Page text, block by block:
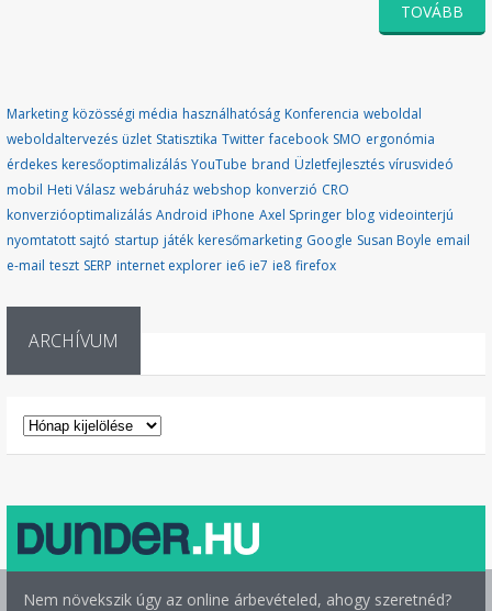
TOVÁBB
Marketing közösségi média használhatóság Konferencia weboldal
weboldaltervezés üzlet Statisztika Twitter facebook SMO ergonómia
érdekes keresőoptimalizálás YouTube brand Üzletfejlesztés vírusvideó
mobil Heti Válasz webáruház webshop konverzió CRO
konverzióoptimalizálás Android iPhone Axel Springer blog videointerjú
nyomtatott sajtó startup játék keresőmarketing Google Susan Boyle email
e-mail teszt SERP internet explorer ie6 ie7 ie8 firefox
ARCHÍVUM
ARCHÍVUM
Nem növekszik úgy az online árbevételed, ahogy szeretnéd?